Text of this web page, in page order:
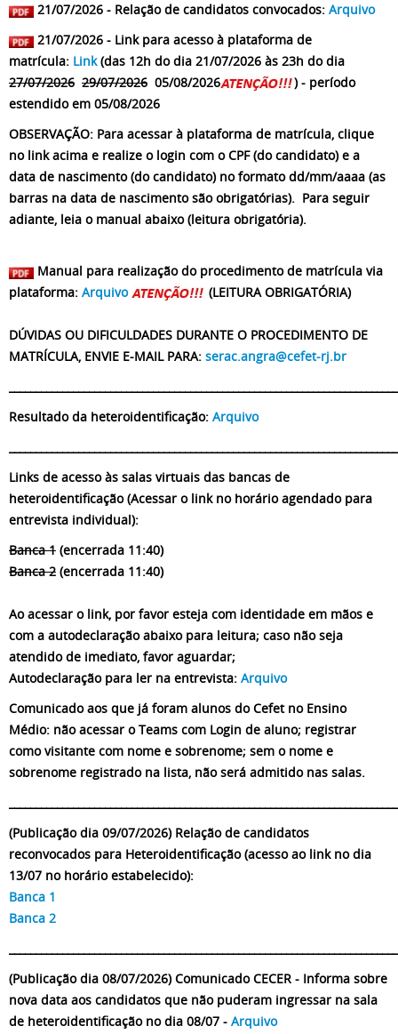
21/07/2026 - Relação de candidatos convocados: Arquivo
21/07/2026 - Link para acesso à plataforma de
matrícula: Link(das 12h do dia 21/07/2026 às 23h do dia
27/07/2026 29/07/2026 05/08/2026
) - período
estendido em 05/08/2026
OBSERVAÇÃO: Para acessar à plataforma de matrícula, clique
no link acima e realize o login com o CPF (do candidato) e a
data de nascimento (do candidato) no formato dd/mm/aaaa (as
barras na data de nascimento são obrigatórias). Para seguir
adiante, leia o manual abaixo (leitura obrigatória).
Manual para realização do procedimento de matrícula via
plataforma: Arquivo (LEITURA OBRIGATÓRIA)
DÚVIDAS OU DIFICULDADES DURANTE O PROCEDIMENTO DE
MATRÍCULA, ENVIE E-MAIL PARA: serac.angra@cefet-rj.br
Resultado da heteroidentificação: Arquivo
Links de acesso às salas virtuais das bancas de
heteroidentificação(Acessar o link no horário agendado para
entrevista individual):
Banca 1 (encerrada 11:40)
Banca 2 (encerrada 11:40)
Ao acessar o link, por favor esteja com identidade em mãos e
com a autodeclaração abaixo para leitura; caso não seja
atendido de imediato, favor aguardar;
Autodeclaração para ler na entrevista: Arquivo
Comunicado aos que já foram alunos do Cefet no Ensino
Médio: não acessar o Teams com Login de aluno; registrar
como visitante com nome e sobrenome; sem o nome e
sobrenome registrado na lista, não será admitido nas salas.
(Publicação dia 09/07/2026) Relação de candidatos
reconvocados para Heteroidentificação (acesso ao link no dia
13/07 no horário estabelecido):
Banca 1
Banca 2
(Publicação dia 08/07/2026) Comunicado CECER - Informa sobre
nova data aos candidatos que não puderam ingressar na sala
de heteroidentificação no dia 08/07 - Arquivo